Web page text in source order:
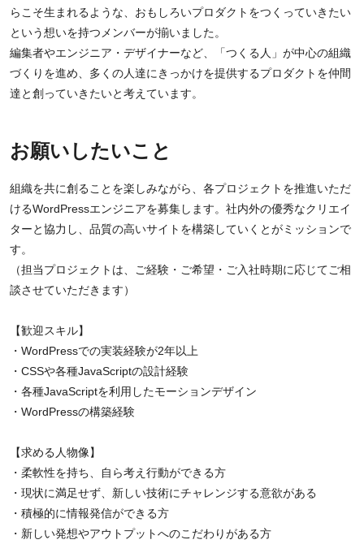
らこそ生まれるような、おもしろいプロダクトをつくっていきたい
という想いを持つメンバーが揃いました。
編集者やエンジニア・デザイナーなど、「つくる人」が中心の組織
づくりを進め、多くの人達にきっかけを提供するプロダクトを仲間
達と創っていきたいと考えています。
お願いしたいこと
組織を共に創ることを楽しみながら、各プロジェクトを推進いただ
けるWordPressエンジニアを募集します。社内外の優秀なクリエイ
ターと協力し、品質の高いサイトを構築していくとがミッションで
す。
（担当プロジェクトは、ご経験・ご希望・ご入社時期に応じてご相
談させていただきます）
【歓迎スキル】
・WordPressでの実装経験が2年以上
・CSSや各種JavaScriptの設計経験
・各種JavaScriptを利用したモーションデザイン
・WordPressの構築経験
【求める人物像】
・柔軟性を持ち、自ら考え行動ができる方
・現状に満足せず、新しい技術にチャレンジする意欲がある
・積極的に情報発信ができる方
・新しい発想やアウトプットへのこだわりがある方